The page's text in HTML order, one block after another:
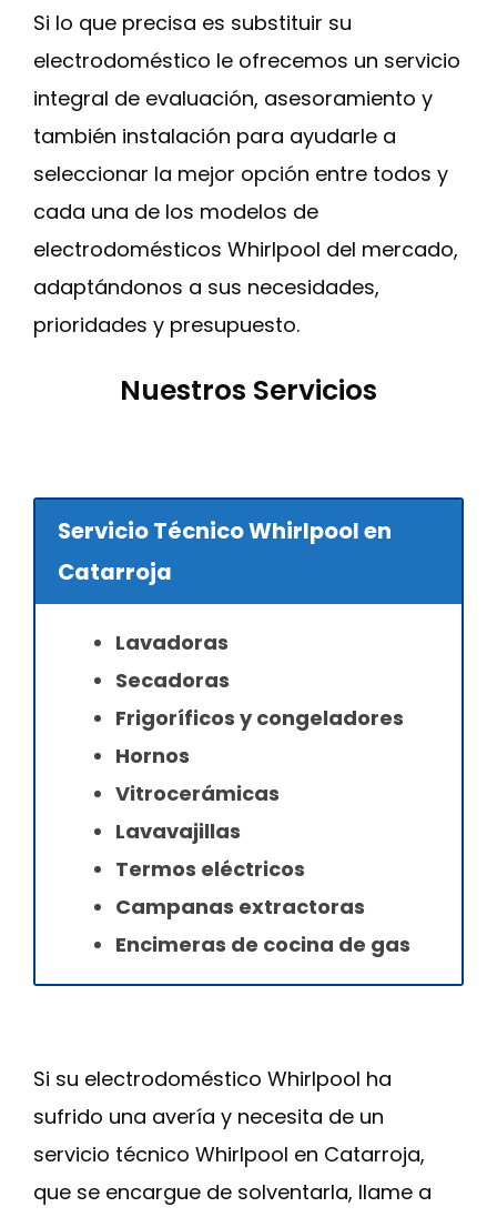
Si lo que precisa es substituir su
electrodoméstico le ofrecemos un servicio
integral de evaluación, asesoramiento y
también instalación para ayudarle a
seleccionar la mejor opción entre todos y
cada una de los modelos de
electrodomésticos Whirlpool del mercado,
adaptándonos a sus necesidades,
prioridades y presupuesto.
Nuestros Servicios
Servicio Técnico Whirlpool en
Catarroja
Lavadoras
Secadoras
Frigoríficos y congeladores
Hornos
Vitrocerámicas
Lavavajillas
Termos eléctricos
Campanas extractoras
Encimeras de cocina de gas
Si su electrodoméstico Whirlpool ha
sufrido una avería y necesita de un
servicio técnico Whirlpool en Catarroja,
que se encargue de solventarla, llame a